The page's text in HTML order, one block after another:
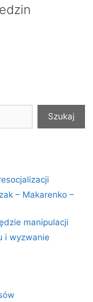
Szukaj
– Makarenko –
manipulacji
i wyzwanie